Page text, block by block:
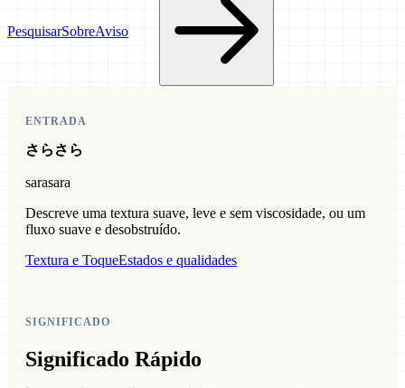
PesquisarSobreAviso
ENTRADA
さらさら
sarasara
Descreve uma textura suave, leve e sem viscosidade, ou um
fluxo suave e desobstruído.
Textura e ToqueEstados e qualidades
SIGNIFICADO
Significado Rápido